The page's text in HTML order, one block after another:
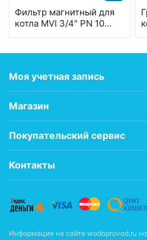
Фильтр магнитный для
котла MVI 3/4" PN 10
Моя учетная запись
Магазин
Покупательский сервис
Контакты
Информация на сайте wodoprovod.ru